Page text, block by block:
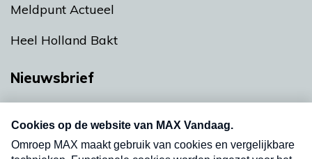
Meldpunt Actueel
Heel Holland Bakt
Nieuwsbrief
nieuwsbrief. Elke vrijdag- en dinsdagochtend in
uw mailbox.